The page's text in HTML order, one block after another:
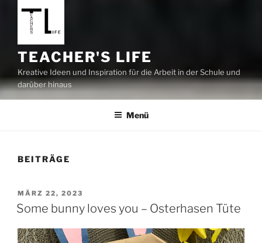
TEACHER'S LIFE
Kreative Ideen und Inspiration für die Arbeit in der Schule und
darüber hinaus
Menü
BEITRÄGE
VERÖFFENTLICHT
AM
MÄRZ 22, 2023
Some bunny loves you – Osterhasen Tüte